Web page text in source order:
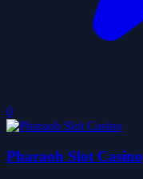
0
Pharaoh Slot Casino